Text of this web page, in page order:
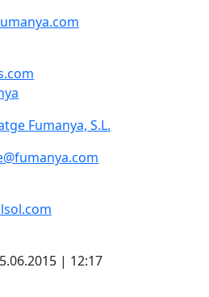
Fumanya, S.L.
Fumanya, S.L.
| 12:17